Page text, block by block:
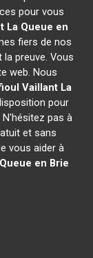
pour vous
La Queue en
fiers de nos
preuve. Vous
web. Nous
Vaillant La
pour
pas à
et sans
vous aider à
en Brie